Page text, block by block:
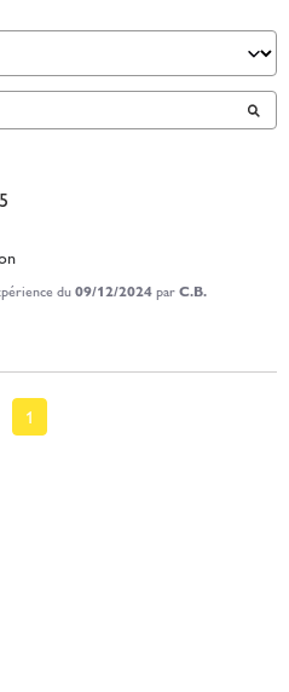
5
du09/12/2024parC.B.
1